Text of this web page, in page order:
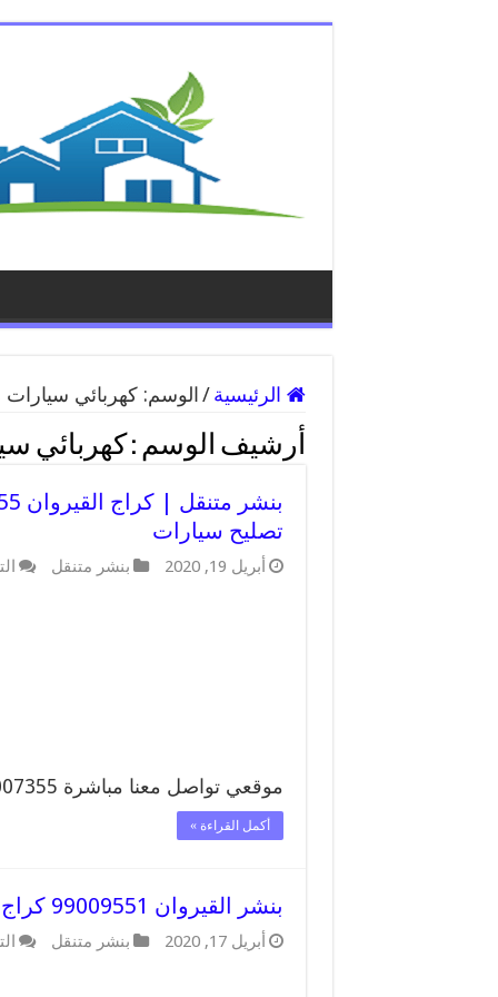
الرئيسية / الوسم:كهربائي سيارات
أرشيف الوسم : كهربائي
تصليح سيارات
أبريل 19, 2020 بنشر متنقل
موقعي تواصل معنا مباشرة 99007355 تواصل معنا …
أكمل القراءة »
بنشر القيروان 99009551 كراج كهرباء وبنشر متنقل قريب من موقعي
أبريل 17, 2020 بنشر متنقل